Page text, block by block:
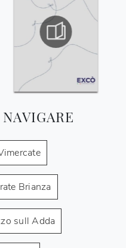
Brianza
sull Adda